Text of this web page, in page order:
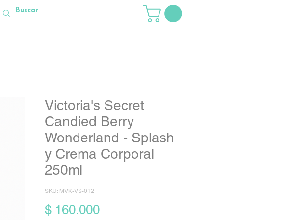
Victoria's Secret
Candied Berry
Wonderland - Splash
y Crema Corporal
250ml
SKU: MVK-VS-012
$ 160.000Precio